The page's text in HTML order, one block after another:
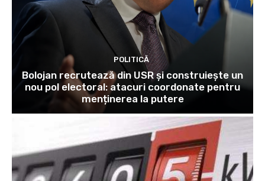
POLITICĂ
Bolojan recrutează din USR și construiește un
nou pol electoral: atacuri coordonate pentru
menținerea la putere